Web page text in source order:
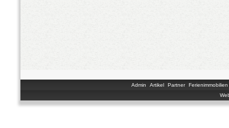
Admin Artikel Partner
Ferienimmobilien